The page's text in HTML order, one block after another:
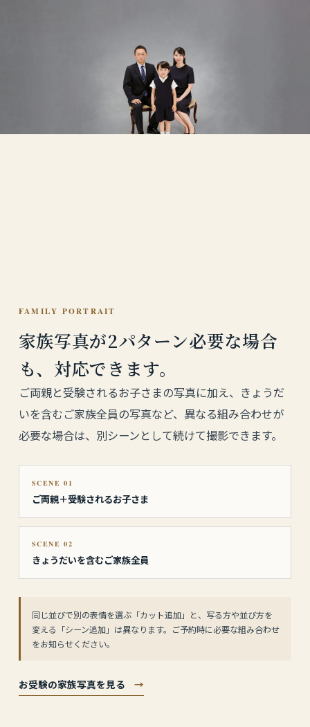
FAMILY PORTRAIT
家族写真が2パターン必要な場合
も、対応できます。
ご両親と受験されるお子さまの写真に加え、きょうだ
いを含むご家族全員の写真など、異なる組み合わせが
必要な場合は、別シーンとして続けて撮影できます。
SCENE 01
ご両親＋受験されるお子さま
SCENE 02
きょうだいを含むご家族全員
同じ並びで別の表情を選ぶ「カット追加」と、写る方や並び方を
変える「シーン追加」は異なります。ご予約時に必要な組み合わせ
をお知らせください。
お受験の家族写真を見る →